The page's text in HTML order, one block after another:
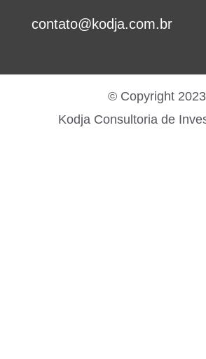
contato@kodja.com.br
© Copyright 2023
Kodja Consultoria de